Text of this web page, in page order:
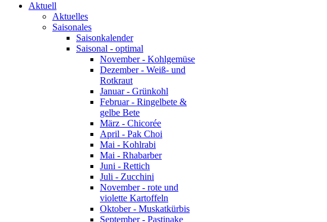
Aktuell
Aktuelles
Saisonales
Saisonkalender
Saisonal - optimal
November - Kohlgemüse
Dezember - Weiß- und
Rotkraut
Januar - Grünkohl
Februar - Ringelbete &
gelbe Bete
März - Chicorée
April - Pak Choi
Mai - Kohlrabi
Mai - Rhabarber
Juni - Rettich
Juli - Zucchini
November - rote und
violette Kartoffeln
Oktober - Muskatkürbis
September - Pastinake